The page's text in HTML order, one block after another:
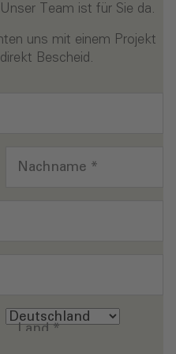
Team ist für Sie da.
uns mit einem Projekt
Bescheid.
Nachname *
Land*